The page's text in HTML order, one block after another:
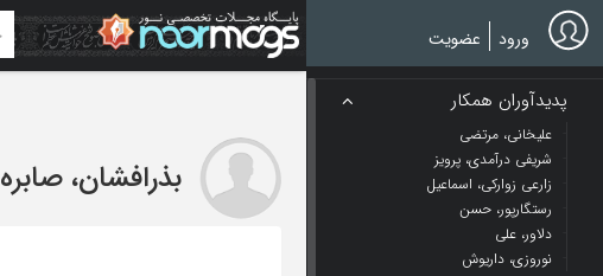
Skip
to
main
ورود عضویت
پدیدآوران همکار
علیخانی، مرتضی
شریفی درآمدی، پرویز
زارعی زوارکی، اسماعیل
رستگارپور، حسن
دلاور، علی
نوروزی، داریوش
بذرافشان، صابره